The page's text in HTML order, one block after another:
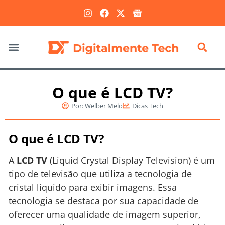
O que é LCD TV?
Por:Welber Melo Dicas Tech
O que é LCD TV?
A LCD TV (Liquid Crystal Display Television) é um
tipo de televisão que utiliza a tecnologia de
cristal líquido para exibir imagens. Essa
tecnologia se destaca por sua capacidade de
oferecer uma qualidade de imagem superior,